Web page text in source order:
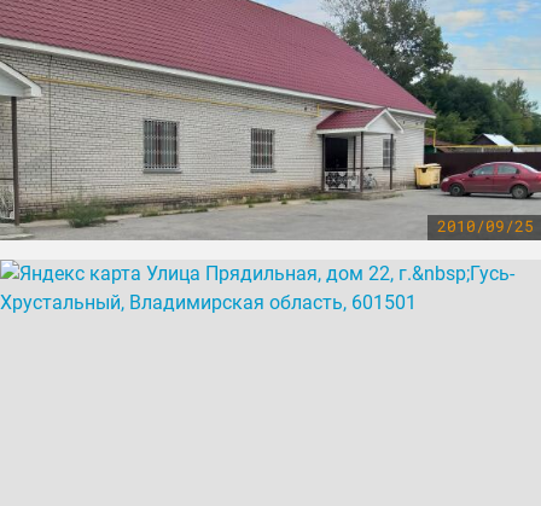
2010/09/25